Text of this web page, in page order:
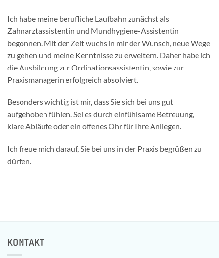
Ich habe meine berufliche Laufbahn zunächst als
Zahnarztassistentin und Mundhygiene-Assistentin
begonnen. Mit der Zeit wuchs in mir der Wunsch, neue Wege
zu gehen und meine Kenntnisse zu erweitern. Daher habe ich
die Ausbildung zur Ordinationsassistentin, sowie zur
Praxismanagerin erfolgreich absolviert.
Besonders wichtig ist mir, dass Sie sich bei uns gut
aufgehoben fühlen. Sei es durch einfühlsame Betreuung,
klare Abläufe oder ein offenes Ohr für Ihre Anliegen.
Ich freue mich darauf, Sie bei uns in der Praxis begrüßen zu
dürfen.
KONTAKT